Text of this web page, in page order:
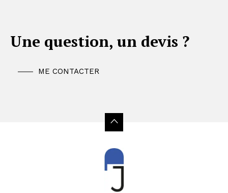
Une question, un devis ?
ME CONTACTER